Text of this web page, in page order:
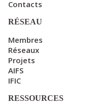
Contacts
RÉSEAU
Membres
Réseaux
Projets
AIFS
IFIC
RESSOURCES